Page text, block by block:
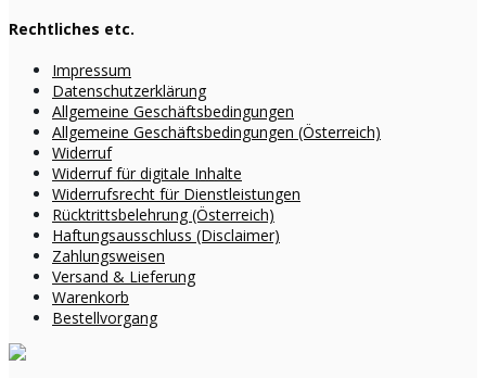
Rechtliches etc.
Impressum
Datenschutzerklärung
Allgemeine Geschäftsbedingungen
Allgemeine Geschäftsbedingungen (Österreich)
Widerruf
Widerruf für digitale Inhalte
Widerrufsrecht für Dienstleistungen
Rücktrittsbelehrung (Österreich)
Haftungsausschluss (Disclaimer)
Zahlungsweisen
Versand & Lieferung
Warenkorb
Bestellvorgang